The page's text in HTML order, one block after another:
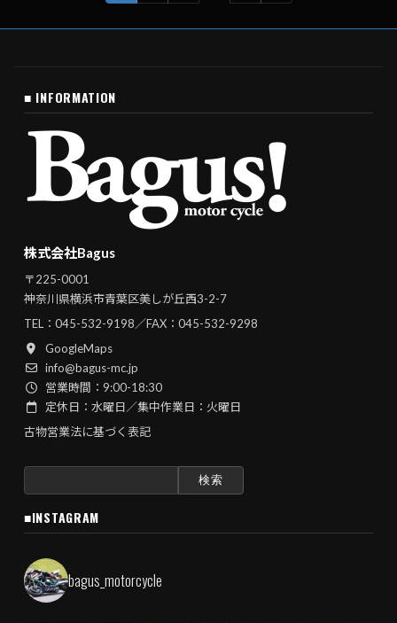
■ INFORMATION
株式会社Bagus
〒225-0001
神奈川県横浜市青葉区美しが丘西3-2-7
TEL： 045-532-9198／FAX：045-532-9298
GoogleMaps
info@bagus-mc.jp
営業時間：9:00-18:30
定休日：水曜日／集中作業日：火曜日
古物営業法に基づく表記
検
■INSTAGRAM
bagus_motorcycle